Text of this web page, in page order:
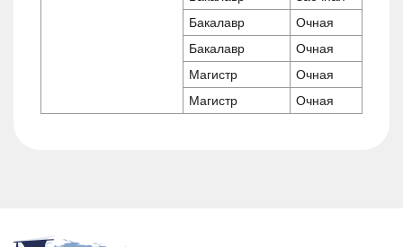
Бакалавр
Очная
Бакалавр
Очная
Магистр
Очная
Магистр
Очная